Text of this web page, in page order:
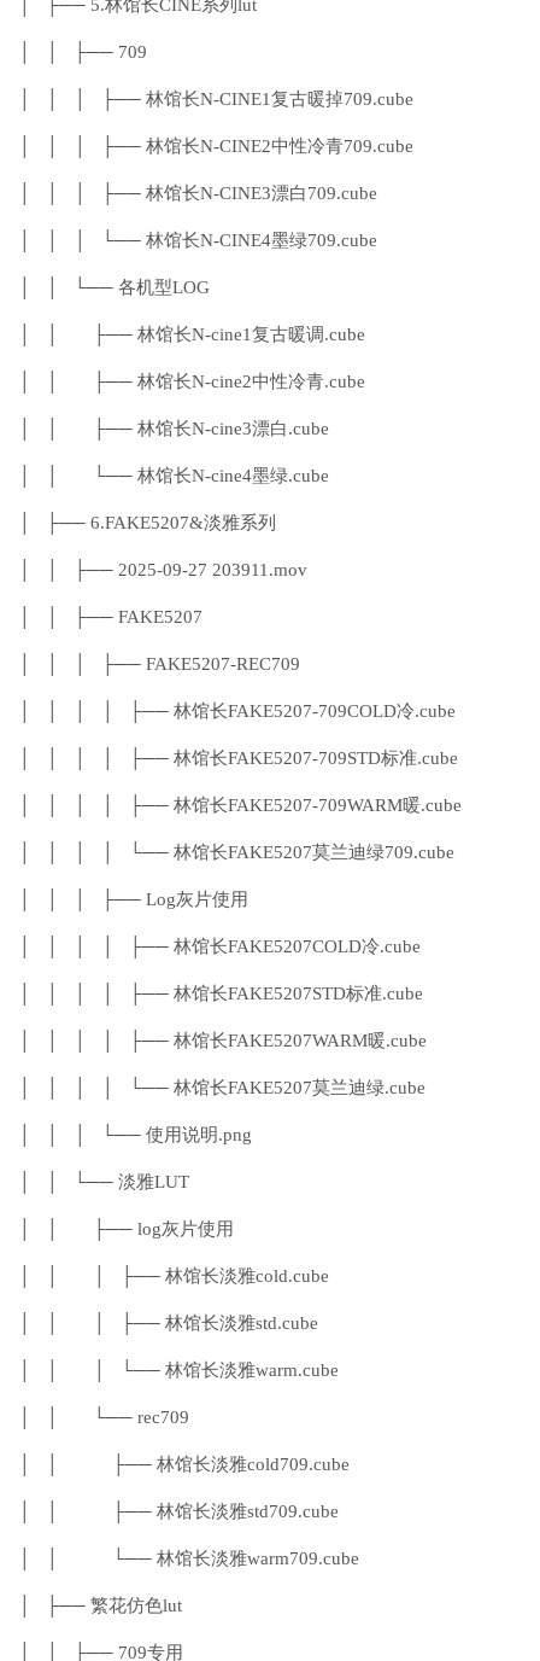
│ ├── 5.林馆长CINE系列lut
│ │ ├── 709
│ │ │ ├── 林馆长N-CINE1复古暖掉709.cube
│ │ │ ├── 林馆长N-CINE2中性冷青709.cube
│ │ │ ├── 林馆长N-CINE3漂白709.cube
│ │ │ └── 林馆长N-CINE4墨绿709.cube
│ │ └── 各机型LOG
│ │ ├── 林馆长N-cine1复古暖调.cube
│ │ ├── 林馆长N-cine2中性冷青.cube
│ │ ├── 林馆长N-cine3漂白.cube
│ │ └── 林馆长N-cine4墨绿.cube
│ ├── 6.FAKE5207&淡雅系列
│ │ ├── 2025-09-27 203911.mov
│ │ ├── FAKE5207
│ │ │ ├── FAKE5207-REC709
│ │ │ │ ├── 林馆长FAKE5207-709COLD冷.cube
│ │ │ │ ├── 林馆长FAKE5207-709STD标准.cube
│ │ │ │ ├── 林馆长FAKE5207-709WARM暖.cube
│ │ │ │ └── 林馆长FAKE5207莫兰迪绿709.cube
│ │ │ ├── Log灰片使用
│ │ │ │ ├── 林馆长FAKE5207COLD冷.cube
│ │ │ │ ├── 林馆长FAKE5207STD标准.cube
│ │ │ │ ├── 林馆长FAKE5207WARM暖.cube
│ │ │ │ └── 林馆长FAKE5207莫兰迪绿.cube
│ │ │ └── 使用说明.png
│ │ └── 淡雅LUT
│ │ ├── log灰片使用
│ │ │ ├── 林馆长淡雅cold.cube
│ │ │ ├── 林馆长淡雅std.cube
│ │ │ └── 林馆长淡雅warm.cube
│ │ └── rec709
│ │ ├── 林馆长淡雅cold709.cube
│ │ ├── 林馆长淡雅std709.cube
│ │ └── 林馆长淡雅warm709.cube
│ ├── 繁花仿色lut
│ │ ├── 709专用